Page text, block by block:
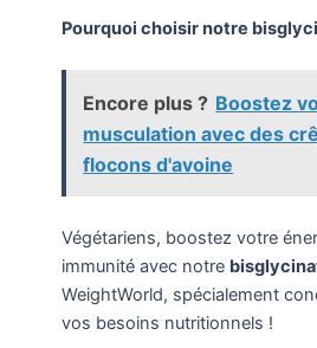
Pourquoi choisir notre
Encore plus ? Boostez
musculation avec des
flocons d'avoine
Végétariens, boostez votre
immunité avec notre
WeightWorld, spécialement
vos besoins nutritionnels !